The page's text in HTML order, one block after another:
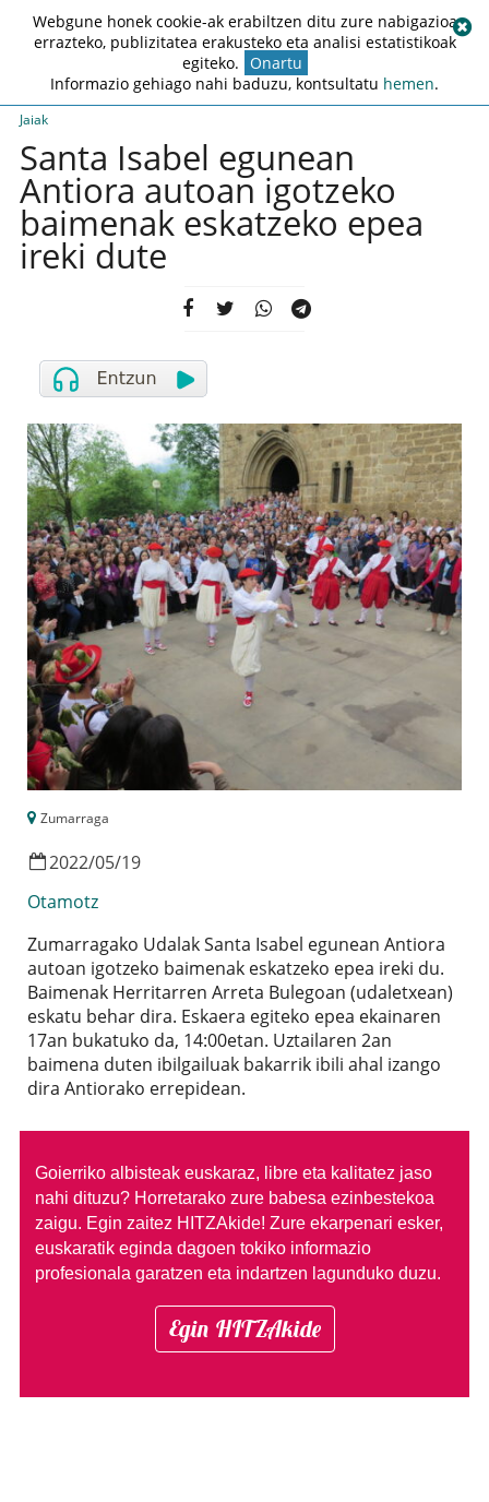
Jaiak
Santa Isabel egunean
Antiora autoan igotzeko
baimenak eskatzeko epea
ireki dute
Zumarraga
2022/05/19
Otamotz
Zumarragako Udalak Santa Isabel egunean Antiora
autoan igotzeko baimenak eskatzeko epea ireki du.
Baimenak Herritarren Arreta Bulegoan (udaletxean)
eskatu behar dira. Eskaera egiteko epea ekainaren
17an bukatuko da, 14:00etan. Uztailaren 2an
baimena duten ibilgailuak bakarrik ibili ahal izango
dira Antiorako errepidean.
Goierriko albisteak euskaraz, libre eta kalitatez jaso
nahi dituzu? Horretarako zure babesa ezinbestekoa
zaigu. Egin zaitez HITZAkide! Zure ekarpenari esker,
euskaratik eginda dagoen tokiko informazio
profesionala garatzen eta indartzen lagunduko duzu.
Egin HITZAkide
Webgune honek cookie-ak erabiltzen ditu zure nabigazioa
errazteko, publizitatea erakusteko eta analisi estatistikoak
egiteko. Onartu
Informazio gehiago nahi baduzu, kontsultatu hemen.